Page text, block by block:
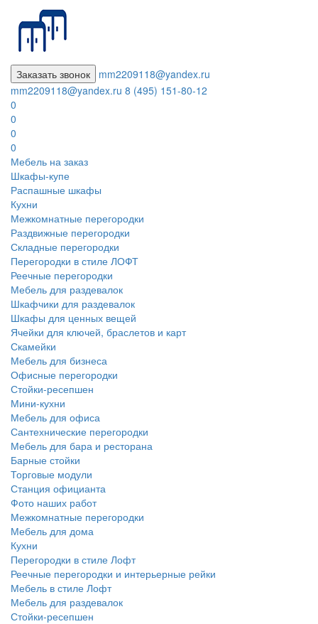
Заказать звонок
mm2209118@yandex.ru
mm2209118@yandex.ru 8 (495) 151-80-12
0
0
0
0
Мебель на заказ
Шкафы-купе
Распашные шкафы
Кухни
Межкомнатные перегородки
Раздвижные перегородки
Складные перегородки
Перегородки в стиле ЛОФТ
Реечные перегородки
Мебель для раздевалок
Шкафчики для раздевалок
Шкафы для ценных вещей
Ячейки для ключей, браслетов и карт
Скамейки
Мебель для бизнеса
Офисные перегородки
Стойки-ресепшен
Мини-кухни
Мебель для офиса
Сантехнические перегородки
Мебель для бара и ресторана
Барные стойки
Торговые модули
Станция официанта
Фото наших работ
Межкомнатные перегородки
Мебель для дома
Кухни
Перегородки в стиле Лофт
Реечные перегородки и интерьерные рейки
Мебель в стиле Лофт
Мебель для раздевалок
Стойки-ресепшен